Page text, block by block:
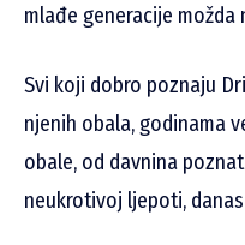
mlađe generacije možda
Svi koji dobro poznaju
njenih obala, godinama
obale, od davnina
neukrotivoj ljepoti,